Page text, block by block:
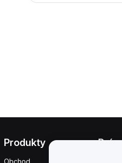
Produkty
Obchod